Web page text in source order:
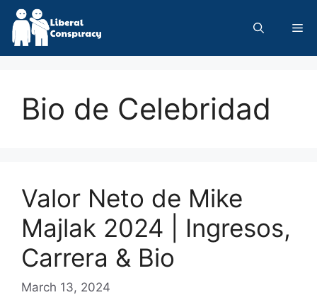
Skip
content
Bio de Celebridad
Valor Neto de Mike
Majlak 2024 | Ingresos,
Carrera & Bio
March 13, 2024